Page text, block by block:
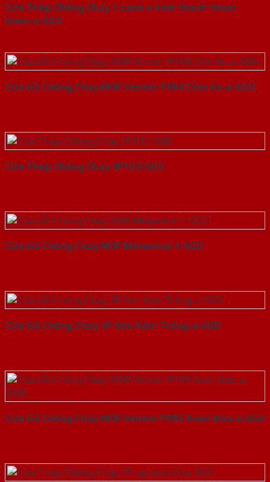
Cửa Thép Chống Cháy 1 canh o kinh thanh thoat
hiem-a-SGD
Cửa Gỗ Chống Cháy MDF Veneer P1R4 Căm Xe-a-SGD
Cửa Thép Chống Cháy 2P1G2-SGD
Cửa Gỗ Chống Cháy MDF Melamine 1-SGD
Cửa Gỗ Chống Cháy 2P Sơn Xám Trắng-a-SGD
Cửa Gỗ Chống Cháy MDF Veneer P1R5 Xoan Đào-a-SGD